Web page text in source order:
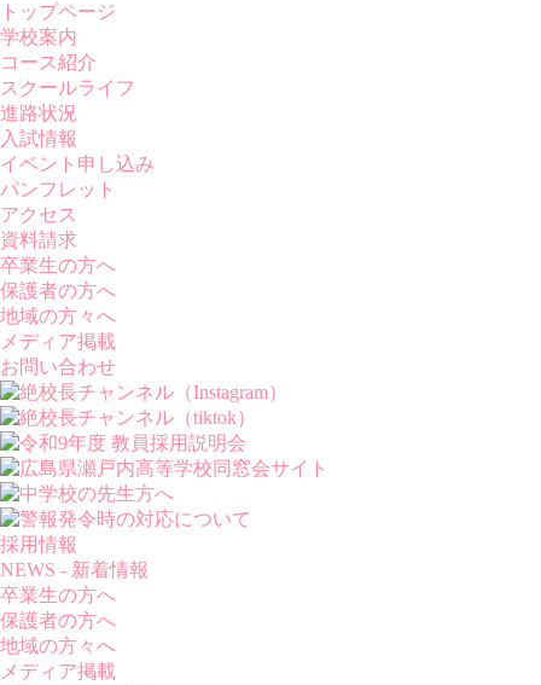
トップページ
学校案内
コース紹介
スクールライフ
進路状況
入試情報
イベント申し込み
パンフレット
アクセス
資料請求
卒業生の方へ
保護者の方へ
地域の方々へ
メディア掲載
お問い合わせ
採用情報
NEWS - 新着情報
卒業生の方へ
保護者の方へ
地域の方々へ
メディア掲載